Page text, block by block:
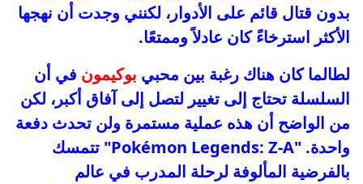
بدون قتال قائم على الأدوار، لكنني وجدت أن نهجها
الأكثر استرخاءً كان عادلاً وممتعًا.
لطالما كان هناك رغبة بين محبي بوكيمون في أن
السلسلة تحتاج إلى تغيير لتصل إلى آفاق أكبر، لكن
من الواضح أن هذه عملية مستمرة ولن تحدث دفعة
واحدة. "Pokémon Legends: Z-A" تتمسك
بالفرضية المألوفة لرحلة المدرب في عالم